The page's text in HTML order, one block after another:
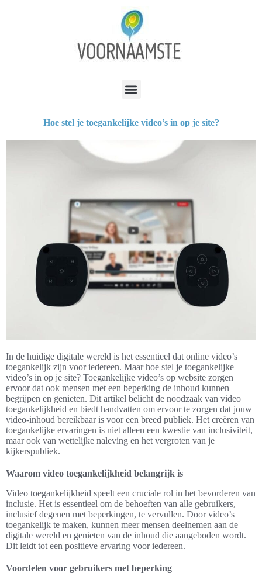
Hoe stel je toegankelijke video’s in op je site?
In de huidige digitale wereld is het essentieel dat online video’s
toegankelijk zijn voor iedereen. Maar hoe stel je toegankelijke
video’s in op je site? Toegankelijke video’s op website zorgen
ervoor dat ook mensen met een beperking de inhoud kunnen
begrijpen en genieten. Dit artikel belicht de noodzaak van video
toegankelijkheid en biedt handvatten om ervoor te zorgen dat jouw
video-inhoud bereikbaar is voor een breed publiek. Het creëren van
toegankelijke ervaringen is niet alleen een kwestie van inclusiviteit,
maar ook van wettelijke naleving en het vergroten van je
kijkerspubliek.
Waarom video toegankelijkheid belangrijk is
Video toegankelijkheid speelt een cruciale rol in het bevorderen van
inclusie. Het is essentieel om de behoeften van alle gebruikers,
inclusief degenen met beperkingen, te vervullen. Door video’s
toegankelijk te maken, kunnen meer mensen deelnemen aan de
digitale wereld en genieten van de inhoud die aangeboden wordt.
Dit leidt tot een positieve ervaring voor iedereen.
Voordelen voor gebruikers met beperking